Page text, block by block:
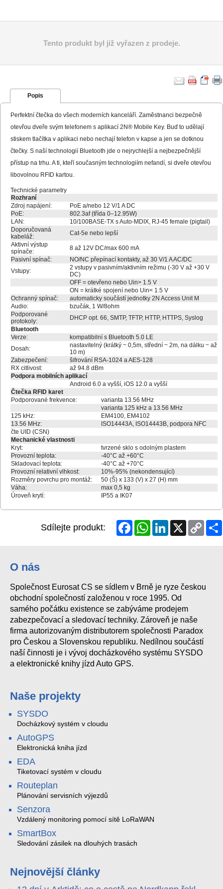
Tento produkt byl již vyřazen z prodeje.
Popis
Perfektní čtečka do všech moderních kanceláří. Zaměstnanci bezpečně
otevřou dveře svým telefonem s aplikací 2N® Mobile Key. Buď to udělají
stiskem tlačítka v aplikaci nebo nechají telefon v kapse a jen se dotknou
čtečky. S naší technologií Bluetooth jde o nejrychlejší a nejbezpečnější
přístup na trhu. A ti, kteří současným technologiím nefandí, si dveře otevřou
libovolnou RFID kartou.
Technické parametry
Rozhraní
Zdroj napájení:
PoE a/nebo 12 V/1 A DC
PoE:
802.3af (třída 0–12.95W)
LAN:
10/100BASE-TX s Auto-MDIX, RJ-45 female (pigtail)
Doporučovaná
kabeláž:
Cat-5e nebo lepší
Aktivní výstup
spínače:
8 až 12V DC/max 600 mA
Pasivní spínač:
NO/NC přepínací kontakty, až 30 V/1 A AC/DC
Vstupy:
2 vstupy v pasivním/aktivním režimu (-30 V až +30 V
DC)
OFF = otevřeno nebo Uin> 1.5 V
ON = krátké spojení nebo Uin< 1.5 V
Ochranný spínač:
automaticky součástí jednotky 2N Access Unit M
Audio:
bzučák, 1 W/8ohm
Podporované
protokoly:
DHCP opt. 66, SMTP, TFTP, HTTP, HTTPS, Syslog
Bluetooth
Verze:
kompatibilní s Bluetooth 5.0 LE
Dosah:
nastavitelný (krátký ~ 0,5m, střední ~ 2m, na dálku ~ až
10 m)
Zabezpečení:
šifrování RSA-1024 a AES-128
RX citlivost:
až 94.8 dBm
Podpora mobilních aplikací
Android 6.0 a vyšší, iOS 12.0 a vyšší
Čtečka RFID karet
Podporované frekvence:
varianta 13.56 MHz
varianta 125 kHz a 13.56 MHz
125 kHz:
EM4100, EM4102
13.56 MHz:
ISO14443A, ISO14443B, podpora NFC
čte UID (CSN)
Mechanické vlastnosti
Kryt:
tvrzené sklo s odolným plastem
Provozní teplota:
-40°C až +60°C
Skladovací teplota:
-40°C až +70°C
Provozní relativní vlhkost:
10%-95% (nekondensující)
Rozměry povrchu pro montáž:
50 (Š) x 133 (V) x 27 (H) mm
Váha:
max 0,5 kg
Úroveň krytí:
IP55 a IK07
Sdílejte produkt: FacebookWhatsAppLinkedInX
Copy
Link
O nás
Společnost Eurosat CS se sídlem v Brně je ryze českou
obchodní společností založenou v roce 1995. Od
samého počátku existence se zabýváme prodejem
zabezpečovací a sledovací techniky. Zároveň je naše
firma autorizovaným distributorem společnosti Paradox
pro Českou a Slovenskou republiku. Nedílnou součástí
naší činnosti je i vývoj docházkového systému SYSDO
a elektronické knihy jízd Auto GPS.
Naše projekty
SYSDO
Docházkový systém v cloudu
AutoGPS
Elektronická kniha jízd
EDA
Tiketovací systém v cloudu
Routeplan
Plánování servisních výjezdů
Senzora
Vzdálený monitoring pomocí sítě LoRaWAN
SmartBox
Sledování zásilek na dlouhých trasách
Nejnovější články